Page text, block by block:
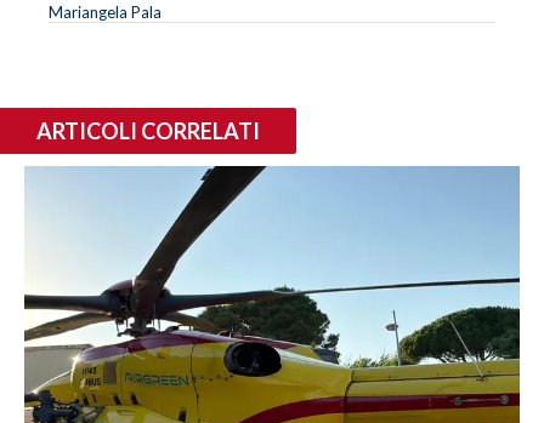
Mariangela Pala
ARTICOLI CORRELATI